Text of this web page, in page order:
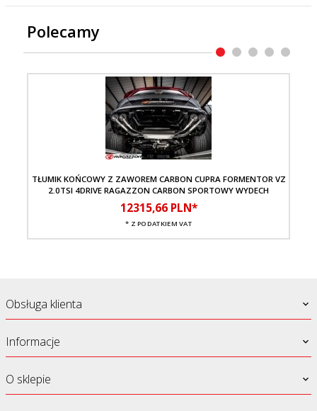
Polecamy
TŁUMIK KOŃCOWY Z ZAWOREM CARBON CUPRA FORMENTOR VZ
2.0TSI 4DRIVE RAGAZZON CARBON SPORTOWY WYDECH
12315,66 PLN*
* Z PODATKIEM VAT
Obsługa klienta
Informacje
O sklepie